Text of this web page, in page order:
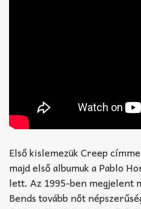
Első kislemezük Creep
majd első albumuk a Pablo
lett. Az 1995-ben megjelent
Bends tovább nőt